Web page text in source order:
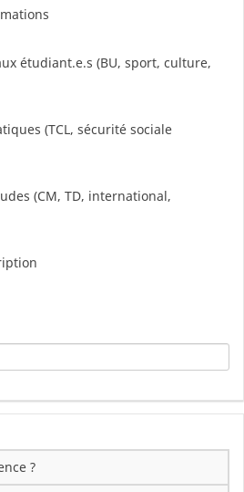
étudiant.e.s (BU, sport, culture,
(TCL, sécurité sociale
(CM, TD, international,
?